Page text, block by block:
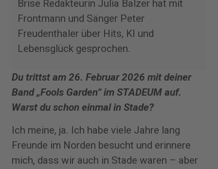
Brise Redakteurin Julia Balzer hat mit
Frontmann und Sänger Peter
Freudenthaler über Hits, KI und
Lebensglück gesprochen.
Du trittst am 26. Februar 2026 mit deiner
Band „Fools Garden“ im STADEUM auf.
Warst du schon einmal in Stade?
Ich meine, ja. Ich habe viele ­Jahre lang
Freunde im Norden besucht und erinnere
mich, dass wir auch in Stade waren – aber